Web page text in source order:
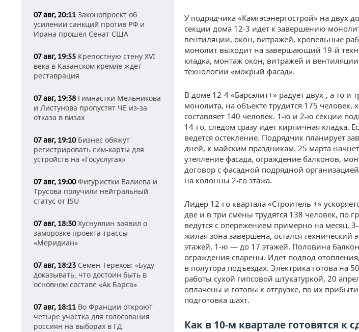
07 авг, 20:11 Законопроект об
усилении санкций против РФ и
Ирана прошел Сенат США
07 авг, 19:55 Крепостную стену XVI
века в Казанском кремле ждет
реставрация
07 авг, 19:38 Гимнастки Мельникова
и Листунова пропустят ЧЕ из-за
отказа в визах
07 авг, 19:10Бизнес обяжут
регистрировать сим-карты для
устройств на «Госуслугах»
07 авг, 19:00Фигуристки Валиева и
Трусова получили нейтральный
статус от ISU
07 авг, 18:30Хуснуллин заявил о
заморозке проекта трассы
«Меридиан»
07 авг, 18:23 Семен Терехов: «Буду
доказывать, что достоин быть в
основном составе «Ак Барса»
07 авг, 18:11 Во Франции откроют
четыре участка для голосования
россиян на выборах в ГД
У подрядчика «Камгэсэнергострой» на двух
секции дома 12-3 идет к завершению
вентиляции, окон, витражей, кровельные
монолит выходит на завершающий 19-й
кладка, монтаж окон, витражей и
технологии «мокрый фасад».
В доме 12-4 «Барсэлит+» радует двух-, а то и
монолита, на объекте трудится 175 человек,
составляет 140 человек. 1-ю и 2-ю секции
14-го, следом сразу идет кирпичная кладка.
ведется остекление. Подрядчик планирует
дней, к майским праздникам. 25 марта
утепление фасада, ограждение балконов,
договор с фасадной подрядной
на колонны 2-го этажа.
Лидер 12-го квартала «Строитель +»
две и в три смены трудятся 138 человек, по
ведутся с опережением примерно на месяц.
жилая зона завершена, остался
этажей, 1-ю — до 17 этажей. Половина
ограждения сварены. Идет подвод
в полутора подъездах. Электрика готова на
работы сухой гипсовой штукатуркой, 20
оплачены и готовы к отгрузке, по их
подготовка шахт.
Как в 10-м квартале готовятся к